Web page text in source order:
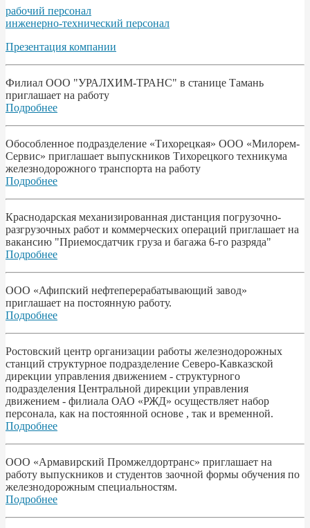
рабочий персонал
инженерно-технический персонал
Презентация компании
Филиал ООО "УРАЛХИМ-ТРАНС" в станице Тамань
приглашает на работу
Подробнее
Обособленное подразделение «Тихорецкая» ООО «Милорем-
Сервис» приглашает выпускников Тихорецкого техникума
железнодорожного транспорта на работу
Подробнее
Краснодарская механизированная дистанция погрузочно-
разгрузочных работ и коммерческих операций приглашает на
вакансию "Приемосдатчик груза и багажа 6-го разряда"
Подробнее
ООО «Афипский нефтеперерабатывающий завод»
приглашает на постоянную работу.
Подробнее
Ростовский центр организации работы железнодорожных
станций структурное подразделение Северо-Кавказской
дирекции управления движением - структурного
подразделения Центральной дирекции управления
движением - филиала ОАО «РЖД» осуществляет набор
персонала, как на постоянной основе , так и временной.
Подробнее
ООО «Армавирский Промжелдортранс» приглашает на
работу выпускников и студентов заочной формы обучения по
железнодорожным специальностям.
Подробнее